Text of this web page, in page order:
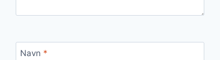
Navn *